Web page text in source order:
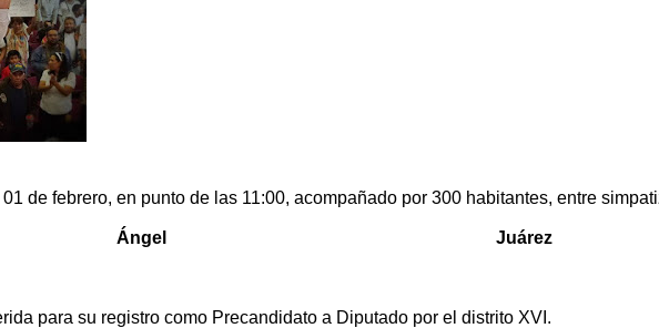
de febrero, en punto de las 11:00, acompañado por 300 habitantes, entre
Ángel Juárez
para su registro como Precandidato a Diputado por el distrito XVI.